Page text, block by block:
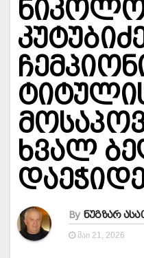
ხვალ
By ნუგზარ
ᲛᲐᲘ 21, 2026